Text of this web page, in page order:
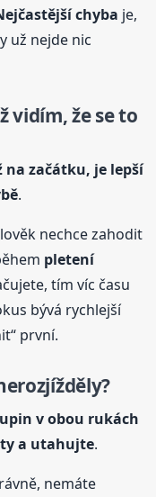
chyba je,
už nejde nic
vidím, že se to
na začátku, je lepší
.
nechce zahodit
pletení
tím víc času
bývá rychlejší
první.
v obou rukách
a utahujte.
nemáte